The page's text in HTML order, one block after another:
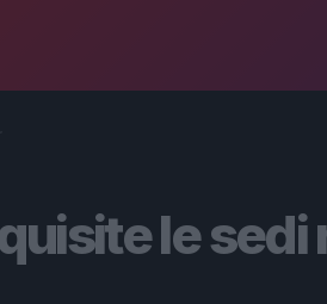
le sedi